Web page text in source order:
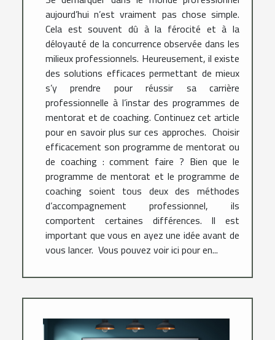
aujourd’hui n’est vraiment pas chose simple.
Cela est souvent dû à la férocité et à la
déloyauté de la concurrence observée dans les
milieux professionnels. Heureusement, il existe
des solutions efficaces permettant de mieux
s’y prendre pour réussir sa carrière
professionnelle à l’instar des programmes de
mentorat et de coaching. Continuez cet article
pour en savoir plus sur ces approches. Choisir
efficacement son programme de mentorat ou
de coaching : comment faire ? Bien que le
programme de mentorat et le programme de
coaching soient tous deux des méthodes
d’accompagnement professionnel, ils
comportent certaines différences. Il est
important que vous en ayez une idée avant de
vous lancer. Vous pouvez voir ici pour en...